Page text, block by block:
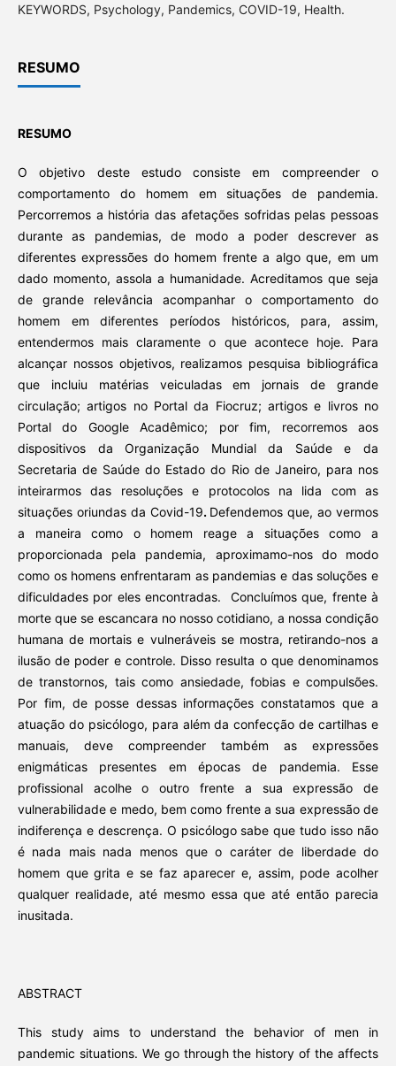
KEYWORDS, Psychology, Pandemics, COVID-19, Health.
RESUMO
RESUMO
O objetivo deste estudo consiste em compreender o
comportamento do homem em situações de pandemia.
Percorremos a história das afetações sofridas pelas pessoas
durante as pandemias, de modo a poder descrever as
diferentes expressões do homem frente a algo que, em um
dado momento, assola a humanidade. Acreditamos que seja
de grande relevância acompanhar o comportamento do
homem em diferentes períodos históricos, para, assim,
entendermos mais claramente o que acontece hoje. Para
alcançar nossos objetivos, realizamos pesquisa bibliográfica
que incluiu matérias veiculadas em jornais de grande
circulação; artigos no Portal da Fiocruz; artigos e livros no
Portal do Google Acadêmico; por fim, recorremos aos
dispositivos da Organização Mundial da Saúde e da
Secretaria de Saúde do Estado do Rio de Janeiro, para nos
inteirarmos das resoluções e protocolos na lida com as
situações oriundas da Covid-19. Defendemos que, ao vermos
a maneira como o homem reage a situações como a
proporcionada pela pandemia, aproximamo-nos do modo
como os homens enfrentaram as pandemias e das soluções e
dificuldades por eles encontradas. Concluímos que, frente à
morte que se escancara no nosso cotidiano, a nossa condição
humana de mortais e vulneráveis se mostra, retirando-nos a
ilusão de poder e controle. Disso resulta o que denominamos
de transtornos, tais como ansiedade, fobias e compulsões.
Por fim, de posse dessas informações constatamos que a
atuação do psicólogo, para além da confecção de cartilhas e
manuais, deve compreender também as expressões
enigmáticas presentes em épocas de pandemia. Esse
profissional acolhe o outro frente a sua expressão de
vulnerabilidade e medo, bem como frente a sua expressão de
indiferença e descrença. O psicólogo sabe que tudo isso não
é nada mais nada menos que o caráter de liberdade do
homem que grita e se faz aparecer e, assim, pode acolher
qualquer realidade, até mesmo essa que até então parecia
inusitada.
ABSTRACT
This study aims to understand the behavior of men in
pandemic situations. We go through the history of the affects